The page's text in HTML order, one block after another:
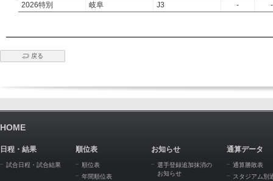
2026特別
岐阜 J3 - -
戻る
HOME
日程・結果
試合日程・試合結果
順位表
順位表
年間順位表
お知らせ
選手登録追加抹消の
お知らせ
通算データ
通算勝敗表
スタジアム別